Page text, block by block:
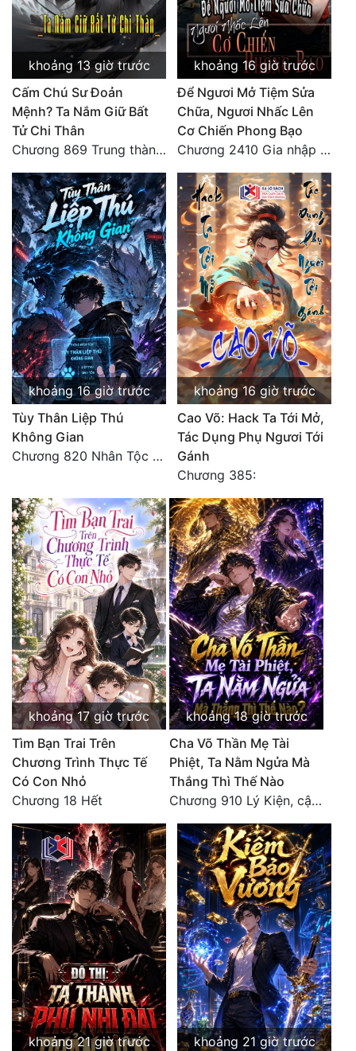
Quân Sự
Sảng Văn
Sắc
Sủng
Thanh Xuân
Tiên Hiệp
Tiểu Thuyết
Trinh Thám
Triều Đấu
Trùng Sinh
Trọng Sinh
Tu Chân
Tu Tiên
Tội Phạm
Võ Hiệp
Võng Du
Xuyên Không
Xuyên Nhanh
Xuyên Sách
Xuyên Thư
Điền Văn
Đô Thị
Đông Phương
Đông Phương Huyền Huyễn
Cẩu Đạo Trường Sinh
Ngự Thú
Truyện Nam
Truyện Nữ
Vô Địch Lưu
Xây Dựng Thế Lực
khoảng 13 giờ trước
Cấm Chú Sư Đoản
Mệnh? Ta Nắm Giữ Bất
Tử Chi Thân
Chương 869 Trung thành tuyệt đối
khoảng 16 giờ trước
Để Ngươi Mở Tiệm Sửa
Chữa, Ngươi Nhấc Lên
Cơ Chiến Phong Bạo
Chương 2410 Gia nhập là chuyện không thể nào!!
khoảng 16 giờ trước
Tùy Thân Liệp Thú
Không Gian
Chương 820 Nhân Tộc có thiên kiêu
khoảng 16 giờ trước
Cao Võ: Hack Ta Tới Mở,
Tác Dụng Phụ Ngươi Tới
Gánh
Chương 385:
khoảng 17 giờ trước
Tìm Bạn Trai Trên
Chương Trình Thực Tế
Có Con Nhỏ
Chương 18 Hết
khoảng 18 giờ trước
Cha Võ Thần Mẹ Tài
Phiệt, Ta Nằm Ngửa Mà
Thắng Thì Thế Nào
Chương 910 Lý Kiện, cậu có tin tưởng tôi không?
khoảng 21 giờ trước
khoảng 21 giờ trước